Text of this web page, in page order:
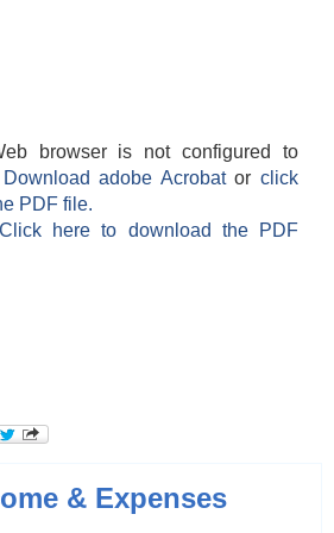
browser is not configured to
Download adobe Acrobatorclick
PDF file.
Click here to download the PDF
& Expenses